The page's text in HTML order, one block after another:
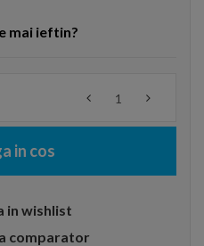
mai ieftin?
in cos
in wishlist
comparator